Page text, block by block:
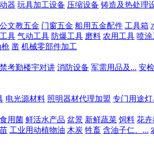
器 玩具加工设备 压缩设备 铸造及热处理
文教五金 门窗五金 船用五金配件 工具箱
具 气动工具 防爆工具 磨料 农用工具 喷
枪 凿 机械零部件加工
考勤楼宇对讲 消防设备 军需用品及... 安
电光源材料 照明器材代理加盟 专门用途灯
食用菌 鲜活水产品 盆景 新鲜蔬菜 饲料 花
工业用动植物油 木炭 牲畜 含油子仁、...